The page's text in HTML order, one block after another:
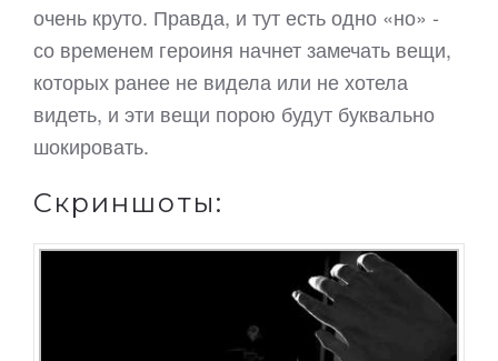
очень круто. Правда, и тут есть одно «но» -
со временем героиня начнет замечать вещи,
которых ранее не видела или не хотела
видеть, и эти вещи порою будут буквально
шокировать.
Скриншоты: